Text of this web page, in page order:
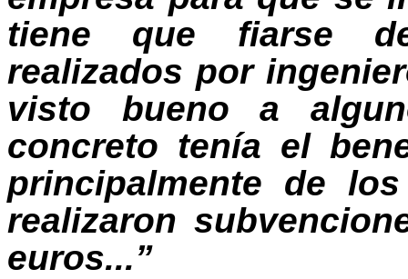
tiene que fiarse
realizados por
visto bueno a
concreto tenía el
principalmente de
realizaron
euros...”